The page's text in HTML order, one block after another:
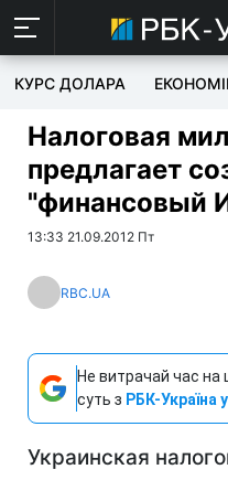
КУРС ДОЛАРА
Налоговая
предлагает
"финансовый
13:33 21.09.2012 Пт
RBC.UA
Не витрачай час на
суть з РБК-Україна
Украинская